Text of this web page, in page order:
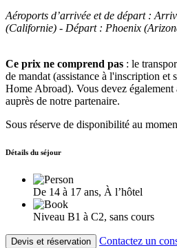
Aéroports d’arrivée et de départ :
(Californie) - Départ : Phoenix
Ce prix ne comprend pas : le
de mandat (assistance à l'inscription et
Home Abroad). Vous devez
auprès de notre partenaire.
Sous réserve de disponibilité au
Détails du séjour
De 14 à 17 ans, À l’hôtel
Niveau B1 à C2, sans cours
Devis et réservation Contactez un